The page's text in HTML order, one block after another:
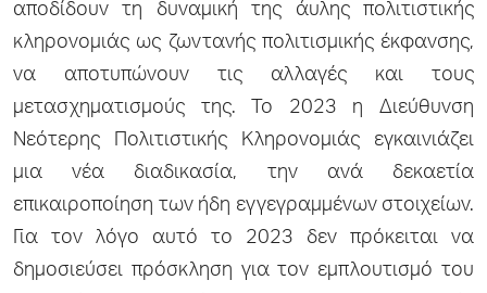
αποδίδουν τη δυναμική της άυλης πολιτιστικής
κληρονομιάς ως ζωντανής πολιτισμικής έκφανσης,
να αποτυπώνουν τις αλλαγές και τους
μετασχηματισμούς της. Το 2023 η Διεύθυνση
Νεότερης Πολιτιστικής Κληρονομιάς εγκαινιάζει
μια νέα διαδικασία, την ανά δεκαετία
επικαιροποίηση των ήδη εγγεγραμμένων στοιχείων.
Για τον λόγο αυτό το 2023 δεν πρόκειται να
δημοσιεύσει πρόσκληση για τον εμπλουτισμό του